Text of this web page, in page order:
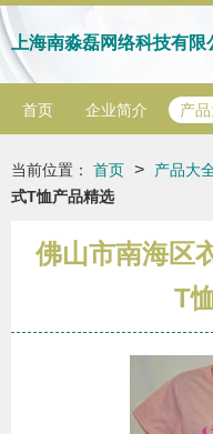
上海南淼磊网络科技有限
首页 企业简介 产
当前位置： 首页 > 产品大
式T恤产品精选
佛山市南海区
T